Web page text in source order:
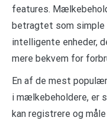
features.
betragtet som simple
intelligente enheder,
mere bekvem for
En af de mest
i mælkebeholdere, er
kan registrere og